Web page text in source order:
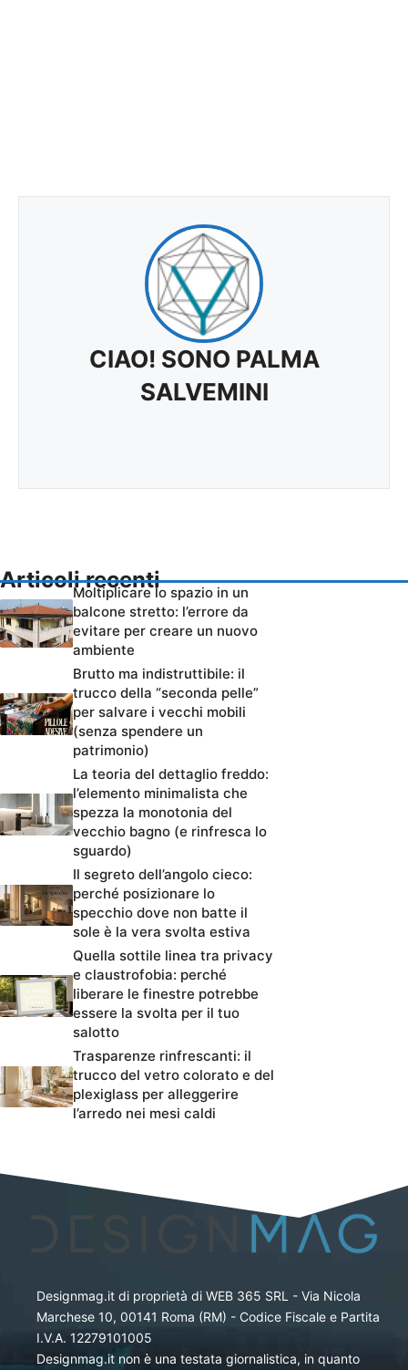
CIAO! SONO PALMA
SALVEMINI
Articoli recenti
Moltiplicare lo spazio in un
balcone stretto: l’errore da
evitare per creare un nuovo
ambiente
Brutto ma indistruttibile: il
trucco della “seconda pelle”
per salvare i vecchi mobili
(senza spendere un
patrimonio)
La teoria del dettaglio freddo:
l’elemento minimalista che
spezza la monotonia del
vecchio bagno (e rinfresca lo
sguardo)
Il segreto dell’angolo cieco:
perché posizionare lo
specchio dove non batte il
sole è la vera svolta estiva
Quella sottile linea tra privacy
e claustrofobia: perché
liberare le finestre potrebbe
essere la svolta per il tuo
salotto
Trasparenze rinfrescanti: il
trucco del vetro colorato e del
plexiglass per alleggerire
l’arredo nei mesi caldi
Designmag.it di proprietà di WEB 365 SRL - Via Nicola
Marchese 10, 00141 Roma (RM) - Codice Fiscale e Partita
I.V.A. 12279101005
Designmag.it non è una testata giornalistica, in quanto